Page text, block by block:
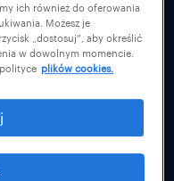
ich również do oferowania
Możesz je
„dostosuj”, aby określić
w dowolnym momencie.
plików cookies.